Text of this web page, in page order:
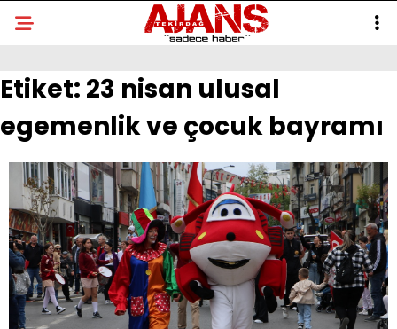
Etiket: 23 nisan ulusal
egemenlik ve çocuk bayramı